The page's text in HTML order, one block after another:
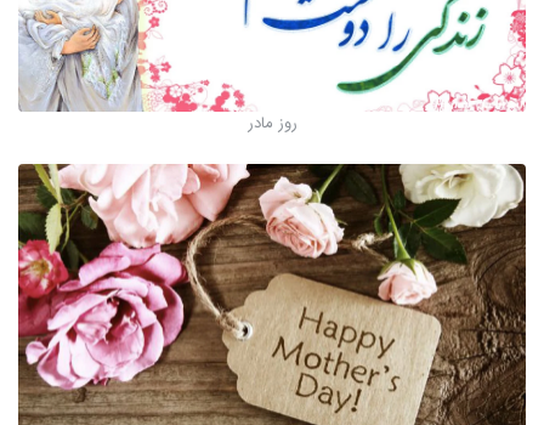
روز مادر